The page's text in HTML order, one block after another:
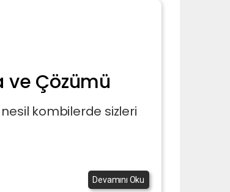
ve Çözümü
kombilerde sizleri
Devamını Oku